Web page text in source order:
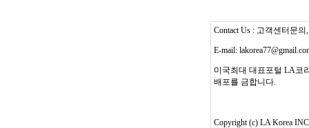
Contact Us : 고객센터문의
E-mail:
미국최대 대표포털 LA코
배포를 금합니다.
Copyright (c) LA Korea